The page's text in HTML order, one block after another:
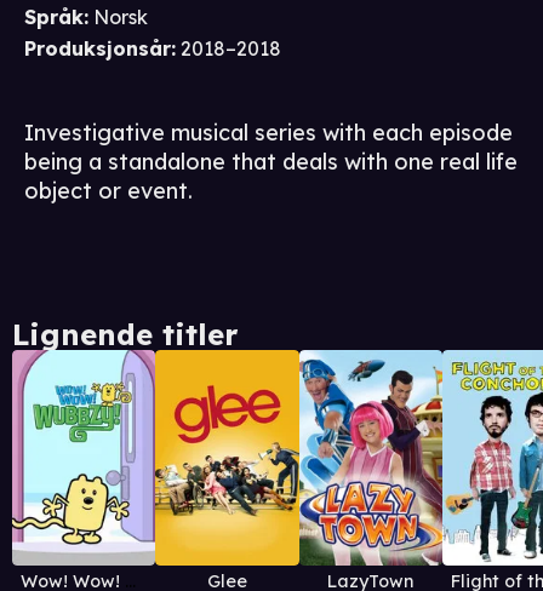
Språk: Norsk
Produksjonsår: 2018–2018
Investigative musical series with each episode
being a standalone that deals with one real life
object or event.
Lignende titler
Wow! Wow! Wubbzy! Glee LazyTown